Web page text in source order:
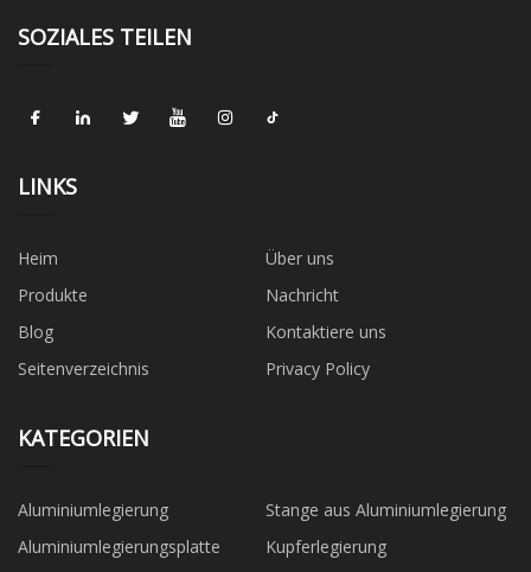
SOZIALES TEILEN
LINKS
Heim
Über uns
Produkte
Nachricht
Blog
Kontaktiere uns
Seitenverzeichnis
Privacy Policy
KATEGORIEN
Aluminiumlegierung
Stange aus Aluminiumlegierung
Aluminiumlegierungsplatte
Kupferlegierung